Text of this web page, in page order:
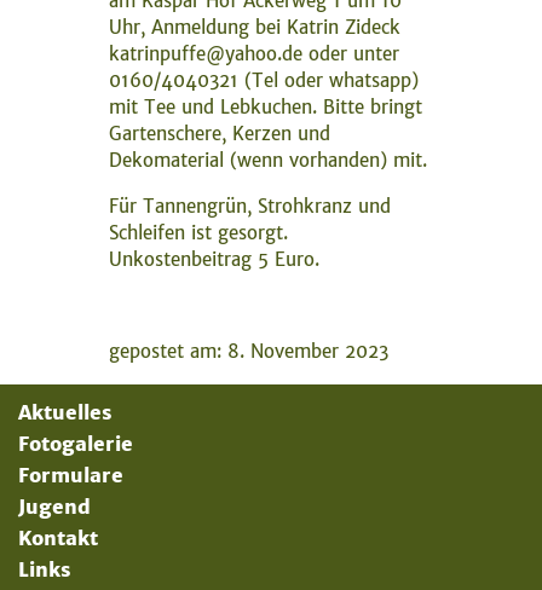
Uhr, Anmeldung bei Katrin Zideck
katrinpuffe@yahoo.deoder unter
0160/4040321 (Tel oder whatsapp)
mit Tee und Lebkuchen. Bitte bringt
Gartenschere, Kerzen und
Dekomaterial (wenn vorhanden) mit.
Für Tannengrün, Strohkranz und
Schleifen ist gesorgt.
Unkostenbeitrag 5 Euro.
gepostet am: 8. November 2023
Aktuelles
Fotogalerie
Formulare
Jugend
Kontakt
Links